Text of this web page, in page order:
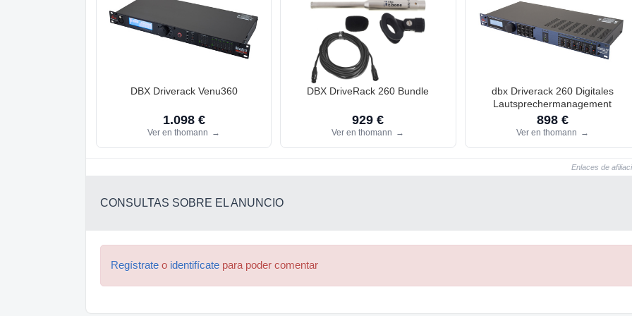
DBX Driverack Venu360
1.098 €
Ver en thomann →
DBX DriveRack 260 Bundle
929 €
Ver en thomann →
dbx Driverack 260 Digitales
Lautsprechermanagement
898 €
Ver en thomann →
Enlaces de
CONSULTAS SOBRE EL ANUNCIO
Regístrate o identifícate para poder comentar